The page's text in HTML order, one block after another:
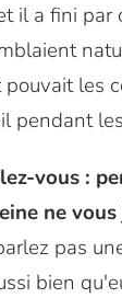
il a fini par
pouvait les
pendant
vous :
ne vous
pas
bien